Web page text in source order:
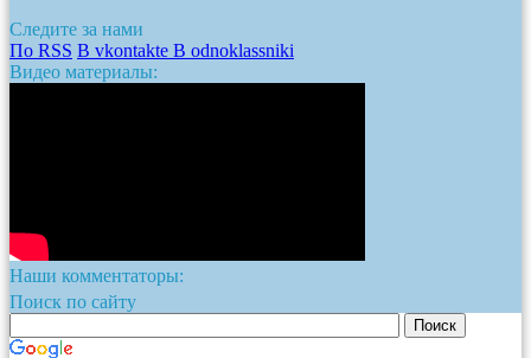
Следите за нами
По RSS В vkontakte В odnoklassniki
Видео материалы:
Наши комментаторы:
Поиск по сайту